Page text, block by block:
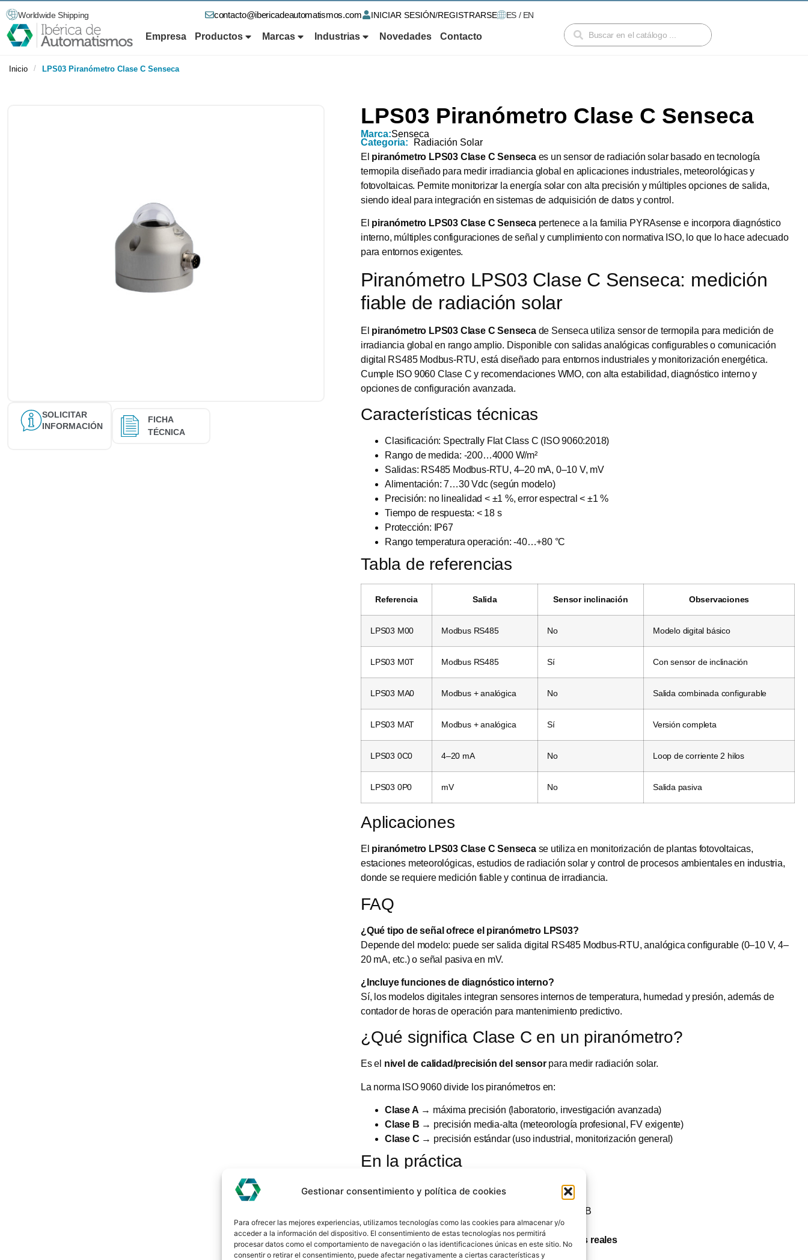
Gestionar consentimiento y política de cookies
Para ofrecer las mejores experiencias, utilizamos tecnologías como las cookies para almacenar y/o
acceder a la información del dispositivo. El consentimiento de estas tecnologías nos permitirá
procesar datos como el comportamiento de navegación o las identificaciones únicas en este sitio. No
consentir o retirar el consentimiento, puede afectar negativamente a ciertas características y
Worldwide Shipping contacto@ibericadeautomatismos.com INICIAR SESIÓN/REGISTRARSE ES / EN
Empresa Productos Marcas Industrias Novedades Contacto
Inicio / LPS03 Piranómetro Clase C Senseca
SOLICITAR
INFORMACIÓN
FICHA
TÉCNICA
LPS03 Piranómetro Clase C Senseca
Marca:Senseca
Categoria:
Radiación Solar
El piranómetro LPS03 Clase C Sensecaes un sensor de radiación solar basado en tecnología
termopila diseñado para medir irradiancia global en aplicaciones industriales, meteorológicas y
fotovoltaicas. Permite monitorizar la energía solar con alta precisión y múltiples opciones de salida,
siendo ideal para integración en sistemas de adquisición de datos y control.
El piranómetro LPS03 Clase C Sensecapertenece a la familia PYRAsense e incorpora diagnóstico
interno, múltiples configuraciones de señal y cumplimiento con normativa ISO, lo que lo hace adecuado
para entornos exigentes.
Piranómetro LPS03 Clase C Senseca: medición
fiable de radiación solar
El piranómetro LPS03 Clase C Sensecade Senseca utiliza sensor de termopila para medición de
irradiancia global en rango amplio. Disponible con salidas analógicas configurables o comunicación
digital RS485 Modbus-RTU, está diseñado para entornos industriales y monitorización energética.
Cumple ISO 9060 Clase C y recomendaciones WMO, con alta estabilidad, diagnóstico interno y
opciones de configuración avanzada.
Características técnicas
Clasificación: Spectrally Flat Class C (ISO 9060:2018)
Rango de medida: -200…4000 W/m²
Salidas: RS485 Modbus-RTU, 4–20 mA, 0–10 V, mV
Alimentación: 7…30 Vdc (según modelo)
Precisión: no linealidad < ±1 %, error espectral < ±1 %
Tiempo de respuesta: < 18 s
Protección: IP67
Rango temperatura operación: -40…+80 °C
Tabla de referencias
Referencia Salida Sensor inclinación Observaciones
LPS03 M00 Modbus RS485 No Modelo digital básico
LPS03 M0T Modbus RS485 Sí Con sensor de inclinación
LPS03 MA0 Modbus + analógica No Salida combinada configurable
LPS03 MAT Modbus + analógica Sí Versión completa
LPS03 0C0 4–20 mA No Loop de corriente 2 hilos
LPS03 0P0 mV No Salida pasiva
Aplicaciones
El piranómetro LPS03 Clase C Sensecase utiliza en monitorización de plantas fotovoltaicas,
estaciones meteorológicas, estudios de radiación solar y control de procesos ambientales en industria,
donde se requiere medición fiable y continua de irradiancia.
FAQ
¿Qué tipo de señal ofrece el piranómetro LPS03?
Depende del modelo: puede ser salida digital RS485 Modbus-RTU, analógica configurable (0–10 V, 4–
20 mA, etc.) o señal pasiva en mV.
¿Incluye funciones de diagnóstico interno?
Sí, los modelos digitales integran sensores internos de temperatura, humedad y presión, además de
contador de horas de operación para mantenimiento predictivo.
¿Qué significa Clase C en un piranómetro?
Es el nivel de calidad/precisión del sensorpara medir radiación solar.
La norma ISO 9060 divide los piranómetros en:
Clase A → máxima precisión (laboratorio, investigación avanzada)
Clase B → precisión media-alta (meteorología profesional, FV exigente)
Clase C → precisión estándar (uso industrial, monitorización general)
En la práctica
Unpiranómetro Clase C (como el LPS03)
que un Clase A o B
Esmás económico
Sigue siendo válido para muchas aplicaciones reales
Cumple normativa (ISO 9060 + WMO)